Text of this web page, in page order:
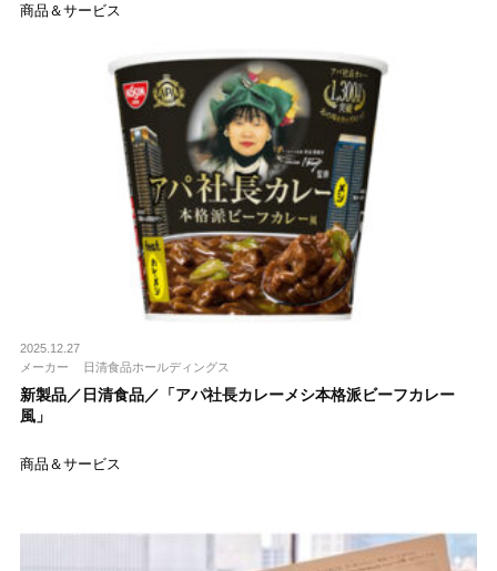
商品＆サービス
2025.12.27
メーカー
日清食品ホールディングス
新製品／日清食品／「アパ社長カレーメシ本格派ビーフカレー
風」
商品＆サービス